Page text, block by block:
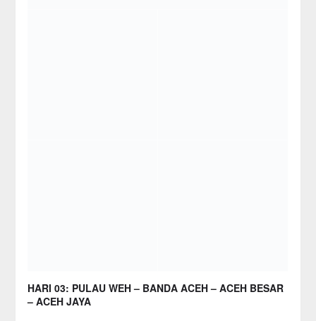
HARI 03: PULAU WEH – BANDA ACEH – ACEH BESAR
– ACEH JAYA